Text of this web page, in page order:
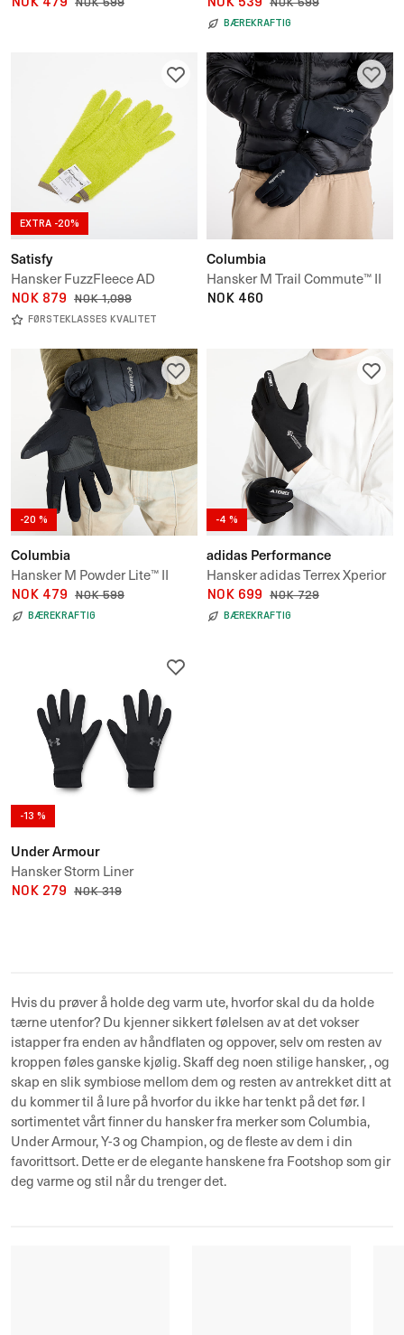
BÆREKRAFTIG
EXTRA -20%
Satisfy
Hansker FuzzFleece AD
Gloves
NOK 879 NOK 1,099
FØRSTEKLASSES KVALITET
Columbia
Hansker M Trail Commute™ II
Gloves
NOK 460
-20 %
Columbia
Hansker M Powder Lite™ II
Glove
NOK 479 NOK 599
BÆREKRAFTIG
-4 %
adidas Performance
Hansker adidas Terrex Xperior
GORE-TEX Windstopper
Gloves
NOK 699 NOK 729
BÆREKRAFTIG
-13 %
Under Armour
Hansker Storm Liner
NOK 279 NOK 319
Hvis du prøver å holde deg varm ute, hvorfor skal du da holde
tærne utenfor? Du kjenner sikkert følelsen av at det vokser
istapper fra enden av håndflaten og oppover, selv om resten av
kroppen føles ganske kjølig. Skaff deg noen stilige hansker, , og
skap en slik symbiose mellom dem og resten av antrekket ditt at
du kommer til å lure på hvorfor du ikke har tenkt på det før. I
sortimentet vårt finner du hansker fra merker som Columbia,
Under Armour,Y-3og Champion, og de fleste av dem i din
favorittsort. Dette er de elegante hanskenefra Footshop som gir
deg varme og stil når du trenger det.